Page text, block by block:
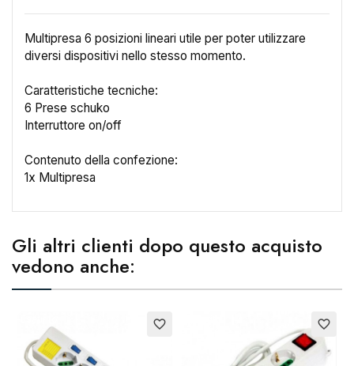
Multipresa 6 posizioni lineari utile per poter utilizzare
diversi dispositivi nello stesso momento.
Caratteristiche tecniche:
6 Prese schuko
Interruttore on/off
Contenuto della confezione:
1x Multipresa
Gli altri clienti dopo questo acquisto
vedono anche:
favorite_border favorite_border
Crea lista dei desideri